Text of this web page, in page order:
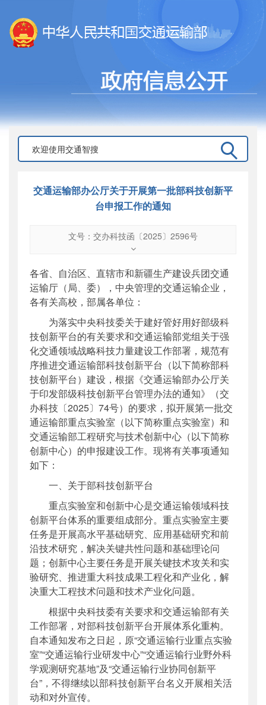
交通运输部办公厅关于开展第一批部科技创新平
台申报工作的通知
文号：交办科技函〔2025〕2596号
交办科技函〔2025〕2596号
公开日期：2025年12月31日
主题词 ：
科技创新平台申报
主题分类：其他
公文类型：部办公厅函
各省、自治区、直辖市和新疆生产建设兵团交通
运输厅（局、委），中央管理的交通运输企业，
各有关高校，部属各单位：
为落实中央科技委关于建好管好用好部级科
技创新平台的有关要求和交通运输部党组关于强
化交通领域战略科技力量建设工作部署，规范有
序推进交通运输部科技创新平台（以下简称部科
技创新平台）建设，根据《交通运输部办公厅关
于印发部级科技创新平台管理办法的通知》（交
办科技〔2025〕74号）的要求，拟开展第一批交
通运输部重点实验室（以下简称重点实验室）和
交通运输部工程研究与技术创新中心（以下简称
创新中心）的申报建设工作。现将有关事项通知
如下：
一、关于部科技创新平台
重点实验室和创新中心是交通运输领域科技
创新平台体系的重要组成部分。重点实验室主要
任务是开展高水平基础研究、应用基础研究和前
沿技术研究，解决关键共性问题和基础理论问
题；创新中心主要任务是开展关键技术攻关和实
验研究、推进重大科技成果工程化和产业化，解
决重大工程技术问题和技术产业化问题。
根据中央科技委有关要求和交通运输部有关
工作部署，对部科技创新平台开展体系化重构。
自本通知发布之日起，原“交通运输行业重点实验
室”“交通运输行业研发中心”“交通运输行业野外科
学观测研究基地”及“交通运输行业协同创新平
台”，不得继续以部科技创新平台名义开展相关活
动和对外宣传。